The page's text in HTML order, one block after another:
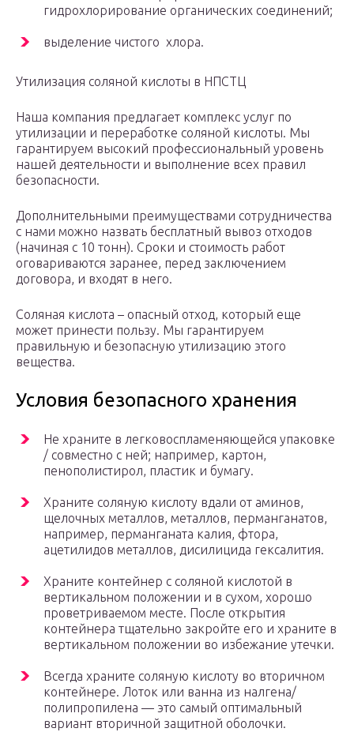
гидрохлорирование органических соединений;
выделение чистого хлора.
Утилизация соляной кислоты в НПСТЦ
Наша компания предлагает комплекс услуг по
утилизации и переработке соляной кислоты. Мы
гарантируем высокий профессиональный уровень
нашей деятельности и выполнение всех правил
безопасности.
Дополнительными преимуществами сотрудничества
с нами можно назвать бесплатный вывоз отходов
(начиная с 10 тонн). Сроки и стоимость работ
оговариваются заранее, перед заключением
договора, и входят в него.
Соляная кислота – опасный отход, который еще
может принести пользу. Мы гарантируем
правильную и безопасную утилизацию этого
вещества.
Условия безопасного хранения
Не храните в легковоспламеняющейся упаковке
/ совместно с ней; например, картон,
пенополистирол, пластик и бумагу.
Храните соляную кислоту вдали от аминов,
щелочных металлов, металлов, перманганатов,
например, перманганата калия, фтора,
ацетилидов металлов, дисилицида гексалития.
Храните контейнер с соляной кислотой в
вертикальном положении и в сухом, хорошо
проветриваемом месте. После открытия
контейнера тщательно закройте его и храните в
вертикальном положении во избежание утечки.
Всегда храните соляную кислоту во вторичном
контейнере. Лоток или ванна из налгена/
полипропилена — это самый оптимальный
вариант вторичной защитной оболочки.